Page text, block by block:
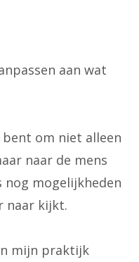
aan wat
om niet alleen
naar de mens
nog mogelijkheden
naar kijkt.
mijn praktijk